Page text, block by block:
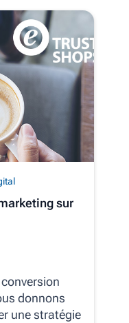
sur
donnons
une stratégie